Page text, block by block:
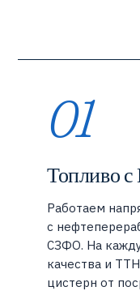
01
Топливо
Работаем
с
СЗФО. На
качества и
цистерн от